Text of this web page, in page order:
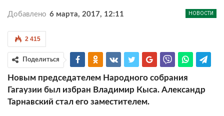
НОВОСТИ
Добавлено 6 марта, 2017, 12:11
2 415
Поделиться
Новым председателем Народного собрания
Гагаузии был избран Владимир Кыса. Александр
Тарнавский стал его заместителем.